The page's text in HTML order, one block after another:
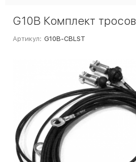
G10B Комплект тросов
Артикул: G10B-CBLST